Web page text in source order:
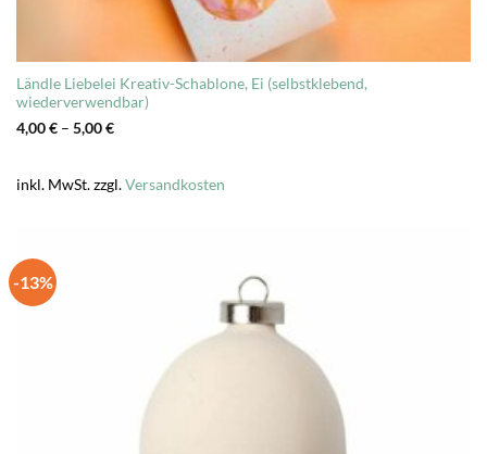
Ländle Liebelei Kreativ-Schablone, Ei (selbstklebend,
wiederverwendbar)
4,00€– 5,00€
inkl. MwSt.zzgl.Versandkosten
-13%